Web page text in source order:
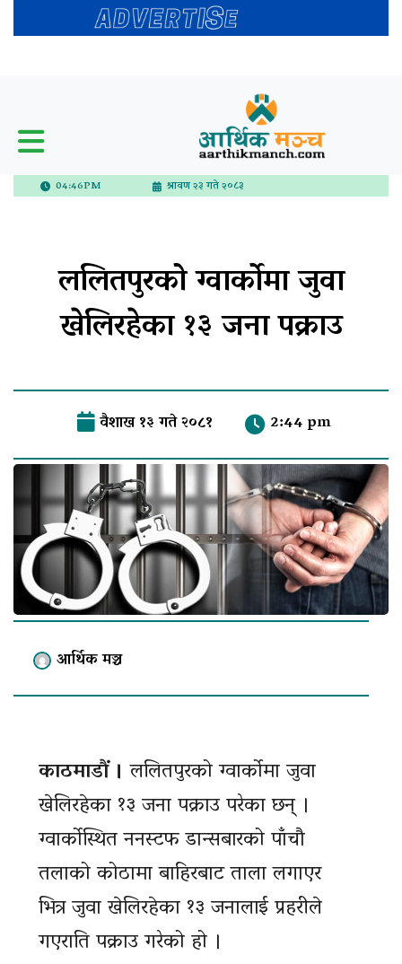
04:46PM श्रावण २३ गते २०८३
ललितपुरको ग्वार्कोमा जुवा
खेलिरहेका १३ जना पक्राउ
वैशाख १३ गते २०८१ 2:44 pm
आर्थिक मञ्च
काठमाडौं । ललितपुरको ग्वार्कोमा जुवा
खेलिरहेका १३ जना पक्राउ परेका छन् ।
ग्वार्कोस्थित ननस्टफ डान्सबारको पाँचौ
तलाको कोठामा बाहिरबाट ताला लगाएर
भित्र जुवा खेलिरहेका १३ जनालाई प्रहरीले
गएराति पक्राउ गरेको हो ।